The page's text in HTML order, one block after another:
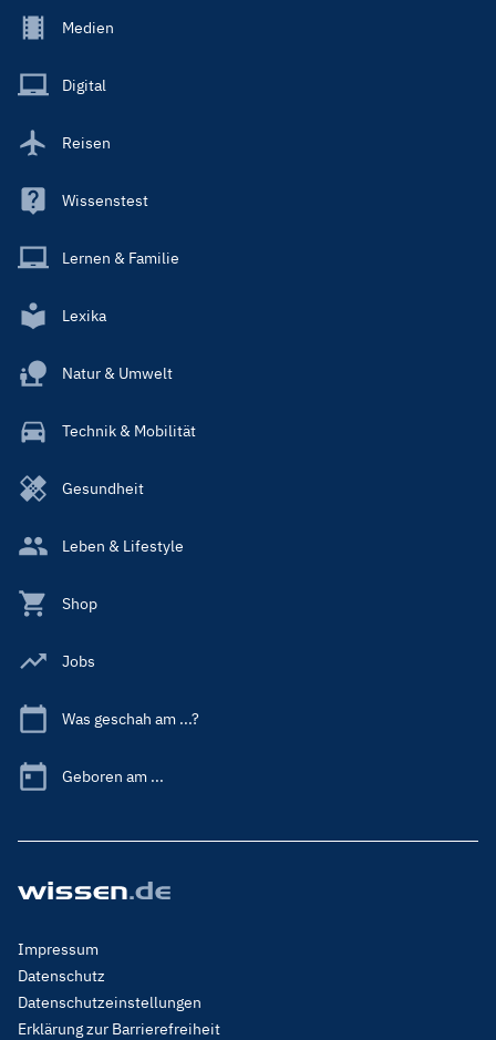
Footer
Main
Medien
Digital
Reisen
Wissenstest
Lernen & Familie
Lexika
Natur & Umwelt
Technik & Mobilität
Gesundheit
Leben & Lifestyle
Shop
Jobs
Was geschah am ...?
Geboren am ...
Footer
Menu
Legal
Impressum
Datenschutz
Datenschutzeinstellungen
Erklärung zur Barrierefreiheit